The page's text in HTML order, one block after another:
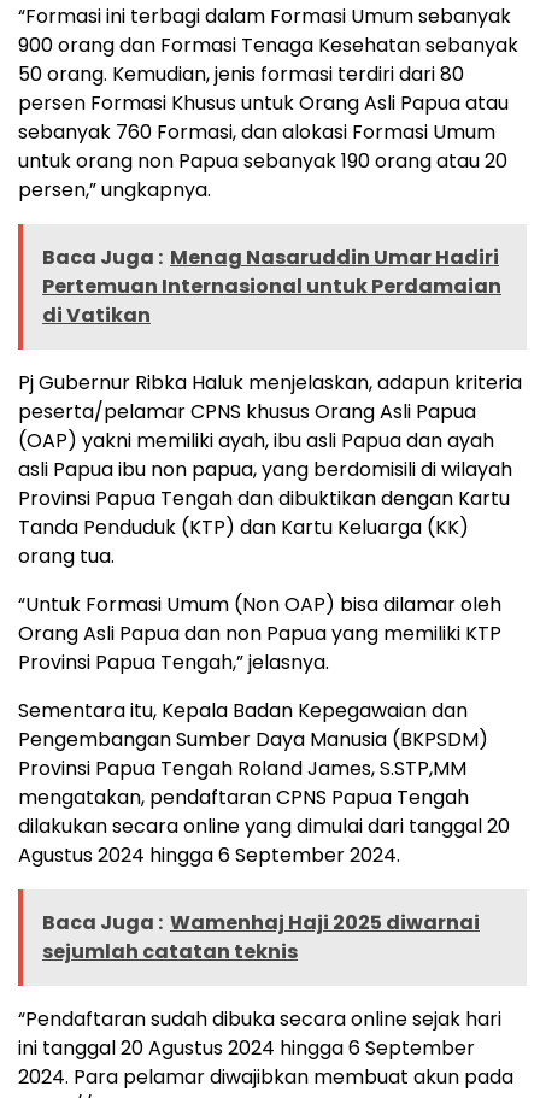
“Formasi ini terbagi dalam Formasi Umum sebanyak
900 orang dan Formasi Tenaga Kesehatan sebanyak
50 orang. Kemudian, jenis formasi terdiri dari 80
persen Formasi Khusus untuk Orang Asli Papua atau
sebanyak 760 Formasi, dan alokasi Formasi Umum
untuk orang non Papua sebanyak 190 orang atau 20
persen,” ungkapnya.
Baca Juga : Menag Nasaruddin Umar Hadiri
Pertemuan Internasional untuk Perdamaian
di Vatikan
Pj Gubernur Ribka Haluk menjelaskan, adapun kriteria
peserta/pelamar CPNS khusus Orang Asli Papua
(OAP) yakni memiliki ayah, ibu asli Papua dan ayah
asli Papua ibu non papua, yang berdomisili di wilayah
Provinsi Papua Tengah dan dibuktikan dengan Kartu
Tanda Penduduk (KTP) dan Kartu Keluarga (KK)
orang tua.
“Untuk Formasi Umum (Non OAP) bisa dilamar oleh
Orang Asli Papua dan non Papua yang memiliki KTP
Provinsi Papua Tengah,” jelasnya.
Sementara itu, Kepala Badan Kepegawaian dan
Pengembangan Sumber Daya Manusia (BKPSDM)
Provinsi Papua Tengah Roland James, S.STP,MM
mengatakan, pendaftaran CPNS Papua Tengah
dilakukan secara online yang dimulai dari tanggal 20
Agustus 2024 hingga 6 September 2024.
Baca Juga : Wamenhaj Haji 2025 diwarnai
sejumlah catatan teknis
“Pendaftaran sudah dibuka secara online sejak hari
ini tanggal 20 Agustus 2024 hingga 6 September
2024. Para pelamar diwajibkan membuat akun pada